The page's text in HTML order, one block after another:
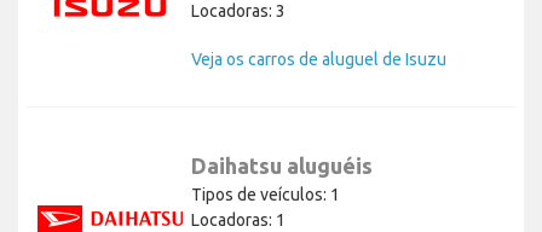
Locadoras: 3
Veja os carros de aluguel de Isuzu
Daihatsu aluguéis
Tipos de veículos: 1
Locadoras: 1